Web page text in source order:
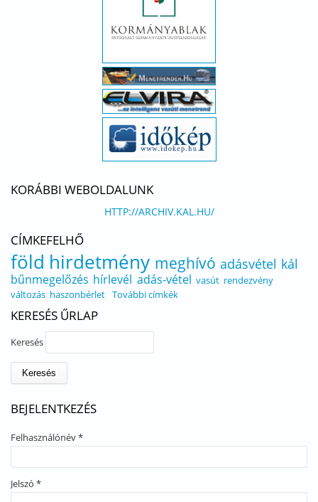
KORÁBBI WEBOLDALUNK
HTTP://ARCHIV.KAL.HU/
CÍMKEFELHŐ
föld hirdetmény meghívó adásvétel kál
bűnmegelőzés hírlevél adás-vétel vasút rendezvény
változás haszonbérlet További címkék
KERESÉS ŰRLAP
Keresés
BEJELENTKEZÉS
Felhasználónév*
Jelszó *